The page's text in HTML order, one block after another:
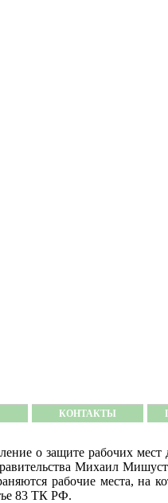
КОНТАКТЫ
о защите рабочих
Михаил
рабочие места, на
83 ТК РФ.